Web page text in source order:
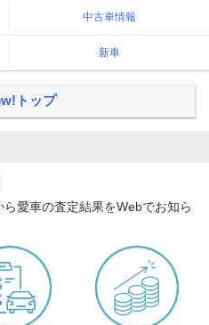
中古車情報
新車
トップ
ら愛車の査定結果をWebでお知ら